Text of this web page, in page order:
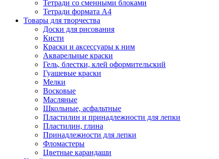
Тетради со сменными блоками
Тетради формата А4
Товары для творчества
Доски для рисования
Кисти
Краски и аксессуары к ним
Акварельные краски
Гель, блестки, клей оформительский
Гуашевые краски
Мелки
Восковые
Масляные
Школьные, асфальтные
Пластилин и принадлежности для лепки
Пластилин, глина
Принадлежности для лепки
Фломастеры
Цветные карандаши